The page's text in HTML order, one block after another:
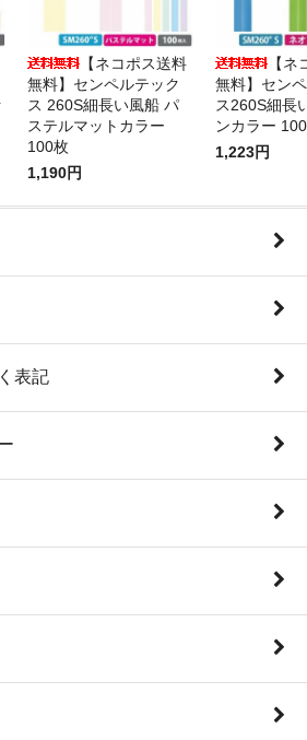
【ネコポス送料
無料】センペルテック
ス 260S細長い風船 パ
ステルマットカラー
100枚
1,190円
【
無料】セン
ス260S細長
ンカラー
1,223円
表記